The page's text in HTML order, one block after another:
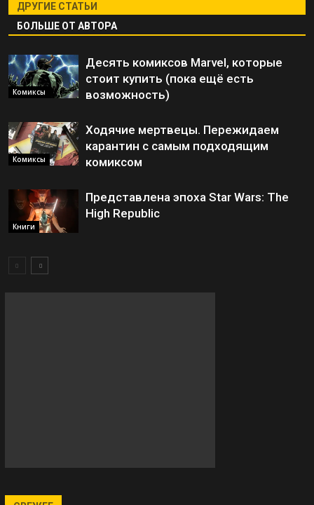
ДРУГИЕ СТАТЬИ
БОЛЬШЕ ОТ АВТОРА
Комиксы
Десять комиксов Marvel, которые
стоит купить (пока ещё есть
возможность)
Комиксы
Ходячие мертвецы. Пережидаем
карантин с самым подходящим
комиксом
Книги
Представлена эпоха Star Wars: The
High Republic